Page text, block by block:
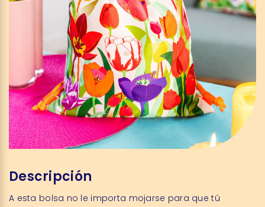
Descripción
A esta bolsa no le importa mojarse para que tú